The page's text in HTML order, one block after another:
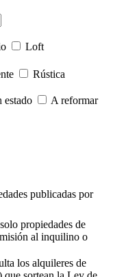
Loft
Rústica
estado
A reformar
publicadas por
propiedades de
al inquilino o
los alquileres de